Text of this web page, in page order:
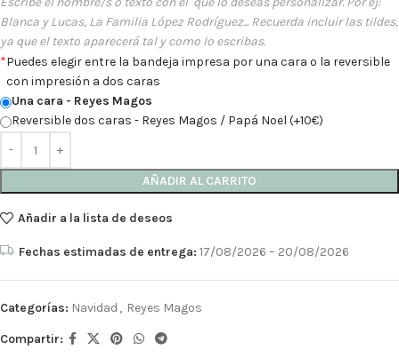
Blanca y Lucas, La Familia López Rodríguez... Recuerda incluir las tildes,
ya que el texto aparecerá tal y como lo escribas.
*Puedes elegir entre la bandeja impresa por una cara o la reversible
con impresión a dos caras
Una cara - Reyes Magos
Reversible dos caras - Reyes Magos / Papá Noel (+10€)
AÑADIR AL CARRITO
Añadir a la lista de deseos
Fechas estimadas de entrega: 17/08/2026 – 20/08/2026
Categorías: Navidad , Reyes Magos
Compartir: